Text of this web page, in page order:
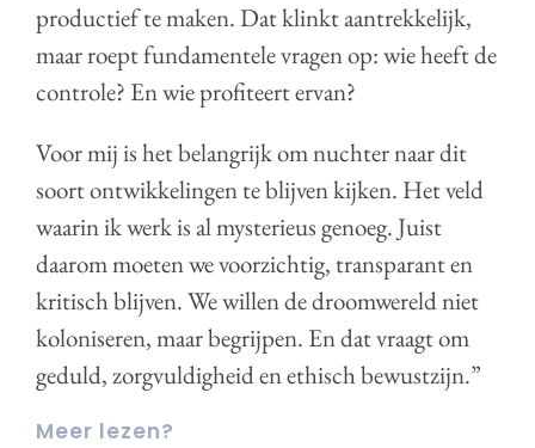
productief te maken. Dat klinkt aantrekkelijk,
maar roept fundamentele vragen op: wie heeft de
controle? En wie profiteert ervan?
Voor mij is het belangrijk om nuchter naar dit
soort ontwikkelingen te blijven kijken. Het veld
waarin ik werk is al mysterieus genoeg. Juist
daarom moeten we voorzichtig, transparant en
kritisch blijven. We willen de droomwereld niet
koloniseren, maar begrijpen. En dat vraagt om
geduld, zorgvuldigheid en ethisch bewustzijn.”
Meer lezen?